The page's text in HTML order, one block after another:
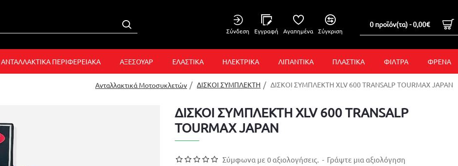
Σύνδεση Εγγραφή Αγαπημένα Σύγκριση
0 προϊόν(τα) - 0,00€
ΑΝΤΑΛΛΑΚΤΙΚΑ ΠΕΡΙΦΕΡΕΙΑΚΑ ΑΞΕΣΟΥΑΡ ΕΛΑΣΤΙΚΑ ΗΛΕΚΤΡΙΚΑ ΛΙΠΑΝΤΙΚΑ ΠΛΑΣΤΙΚΑ ΦΙΛΤΡΑ ΦΡΕΝΑ
Ανταλλακτικά Μοτοσυκλετών ΔΙΣΚΟΙ ΣΥΜΠΛΕΚΤΗ ΔΙΣΚΟΙ ΣΥΜΠΛΕΚΤΗ XLV 600 TRANSALP TOURMAX JAPAN
ΔΙΣΚΟΙ ΣΥΜΠΛΕΚΤΗ XLV 600 TRANSALP
TOURMAX JAPAN
Σύμφωνα με 0 αξιολογήσεις. - Γράψτε μια αξιολόγηση